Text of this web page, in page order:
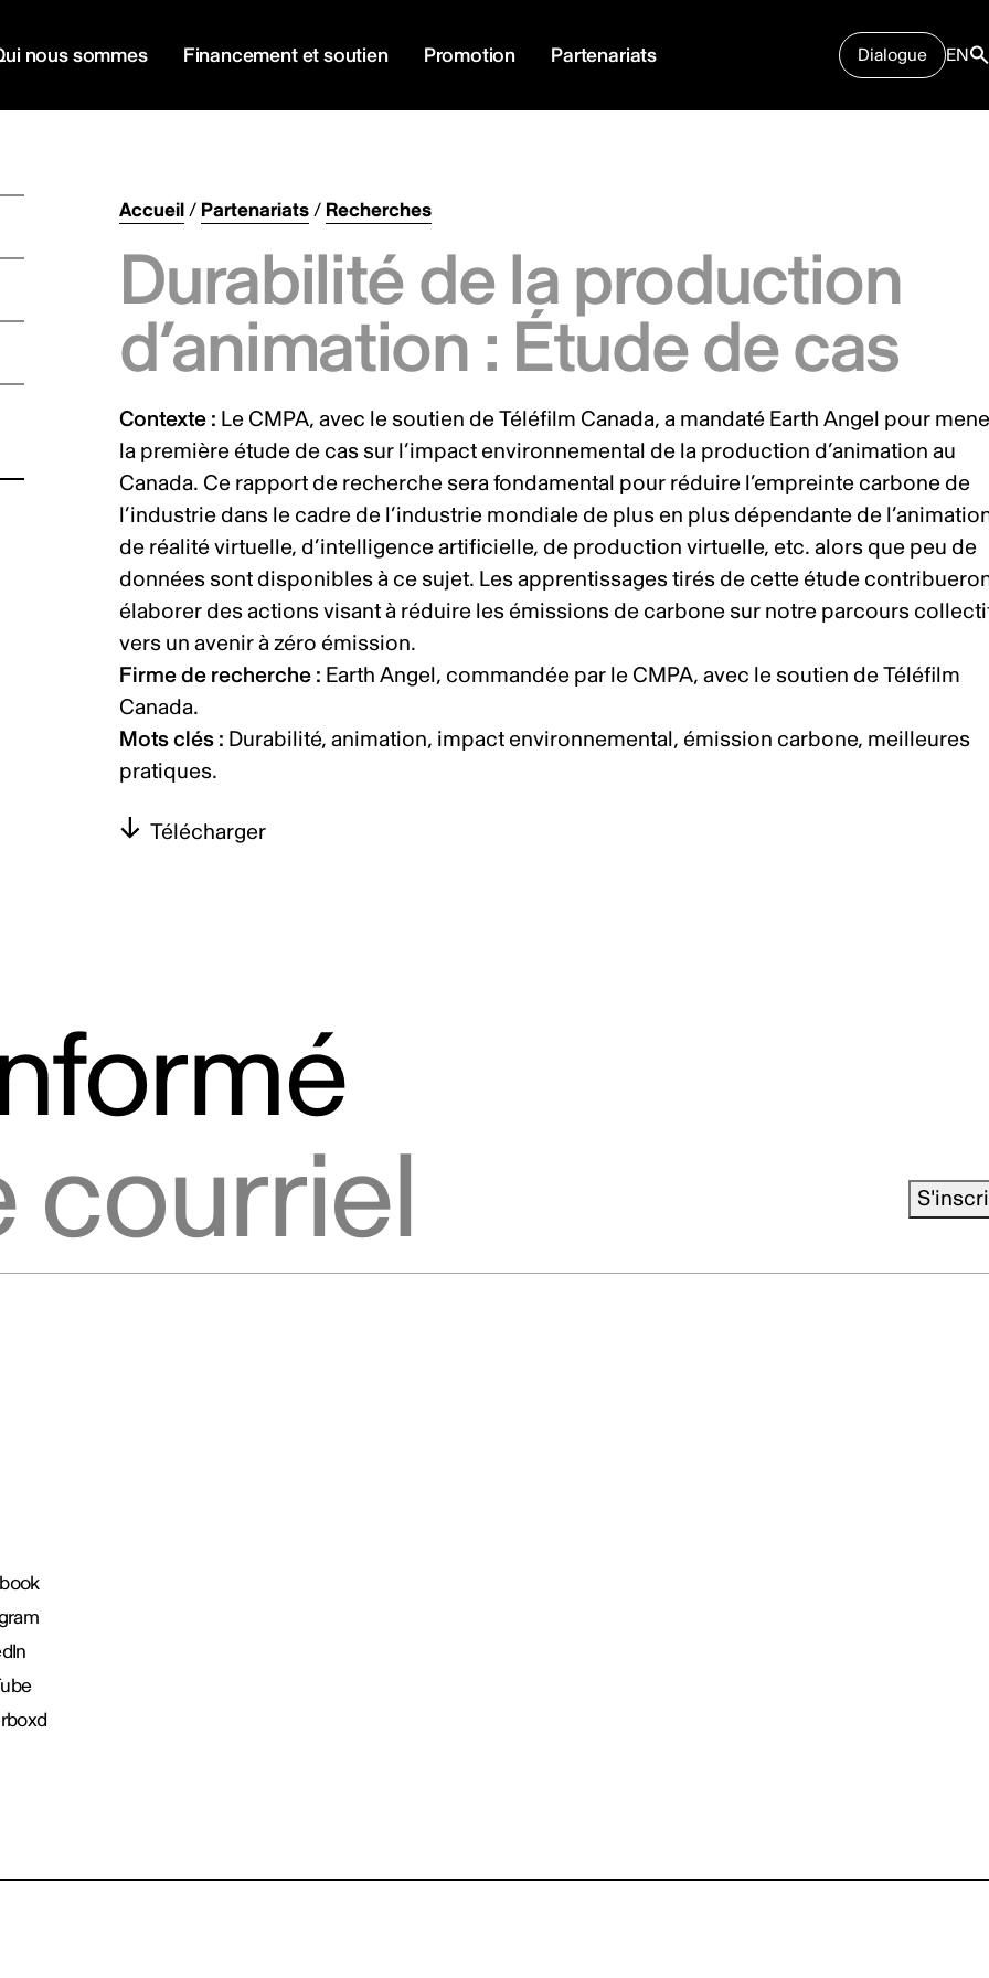
nous sommes Financement et soutien Promotion Partenariats Dialogue EN
Accueil/ Partenariats/ Recherches
Durabilité de la production
d’animation : Étude de cas
Contexte : Le CMPA, avec le soutien de Téléfilm Canada, a mandaté Earth Angel pour
la première étude de cas sur l’impact environnemental de la production d’animation au
Canada. Ce rapport de recherche sera fondamental pour réduire l’empreinte carbone de
l’industrie dans le cadre de l’industrie mondiale de plus en plus dépendante de
de réalité virtuelle, d’intelligence artificielle, de production virtuelle, etc. alors que peu de
données sont disponibles à ce sujet. Les apprentissages tirés de cette étude
élaborer des actions visant à réduire les émissions de carbone sur notre parcours
vers un avenir à zéro émission.
Firme de recherche : Earth Angel, commandée par le CMPA, avec le soutien de Téléfilm
Canada.
Mots clés : Durabilité, animation, impact environnemental, émission carbone, meilleures
pratiques.
Télécharger